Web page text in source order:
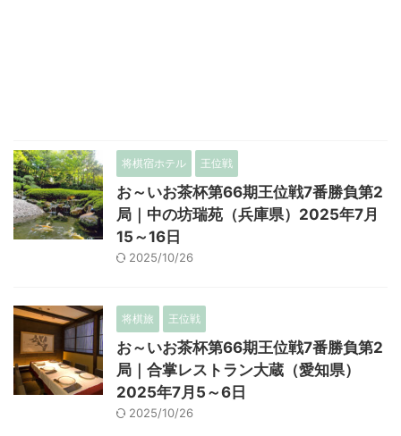
将棋宿ホテル 王位戦
お～いお茶杯第66期王位戦7番勝負第2
局｜中の坊瑞苑（兵庫県）2025年7月
15～16日
2025/10/26
将棋旅 王位戦
お～いお茶杯第66期王位戦7番勝負第2
局｜合掌レストラン大蔵（愛知県）
2025年7月5～6日
2025/10/26